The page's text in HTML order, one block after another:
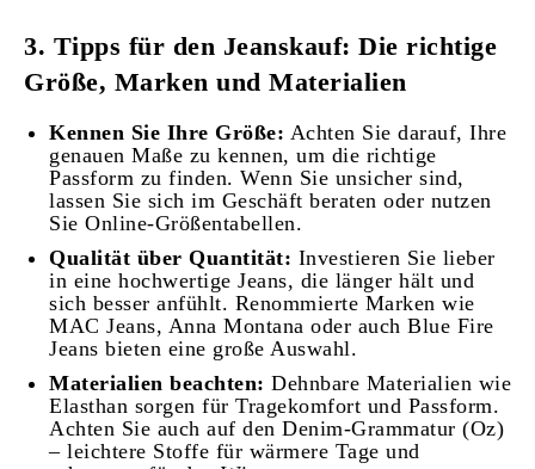
3. Tipps für den Jeanskauf: Die richtige
Größe, Marken und Materialien
Kennen Sie Ihre Größe: Achten Sie darauf, Ihre
genauen Maße zu kennen, um die richtige
Passform zu finden. Wenn Sie unsicher sind,
lassen Sie sich im Geschäft beraten oder nutzen
Sie Online-Größentabellen.
Qualität über Quantität: Investieren Sie lieber
in eine hochwertige Jeans, die länger hält und
sich besser anfühlt. Renommierte Marken wie
MAC Jeans, Anna Montana oder auch Blue Fire
Jeans bieten eine große Auswahl.
Materialien beachten: Dehnbare Materialien wie
Elasthan sorgen für Tragekomfort und Passform.
Achten Sie auch auf den Denim-Grammatur (Oz)
– leichtere Stoffe für wärmere Tage und